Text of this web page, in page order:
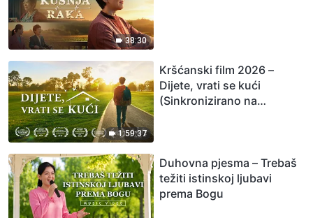
38:30
1:59:37
Kršćanski film 2026 –
Dijete, vrati se kući
(Sinkronizirano na
Duhovna pjesma – Trebaš
težiti istinskoj ljubavi
prema Bogu